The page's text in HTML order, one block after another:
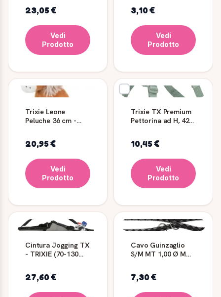
Aqua/Grigio
23,05 €
Vedi
Prodotto
3,10 €
Vedi
Prodotto
Trixie Leone
Peluche 36 cm -
20,95 €
Vedi
Prodotto
Trixie TX Premium
Pettorina ad H, 42-
10,45 €
Vedi
Prodotto
Cintura Jogging TX
- TRIXIE (70-130
27,60 €
Cavo Guinzaglio
S/M MT 1,00 Ø MM
7,30 €